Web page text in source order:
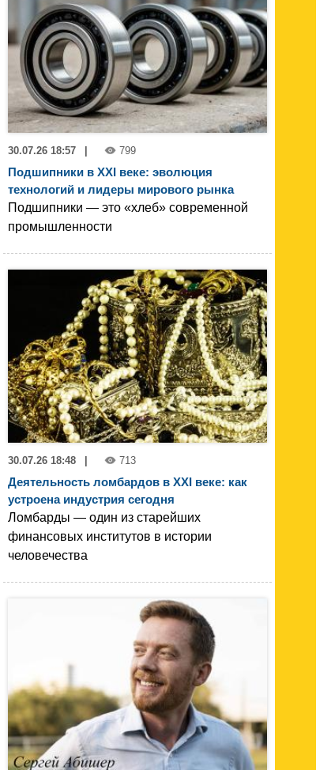
30.07.26 18:57 799
Подшипники в XXI веке: эволюция
технологий и лидеры мирового рынка
Подшипники — это «хлеб» современной
промышленности
30.07.26 18:48 | 713
Деятельность ломбардов в XXI веке: как
устроена индустрия сегодня
Ломбарды — один из старейших
финансовых институтов в истории
человечества